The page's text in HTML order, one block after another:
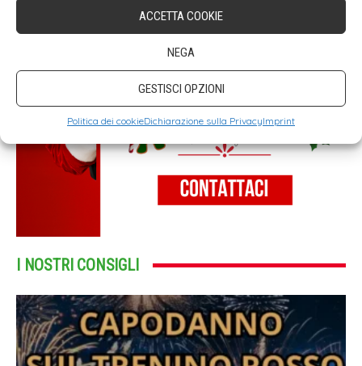
ACCETTA COOKIE
NEGA
GESTISCI OPZIONI
Politica dei cookieDichiarazione sulla PrivacyImprint
I NOSTRI CONSIGLI